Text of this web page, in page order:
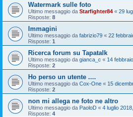
Watermark sulle foto
Ultimo messaggio da Starfighter84 « 29
Risposte: 8
Immagini
Ultimo messaggio da fabrizio79 « 22
Risposte: 1
Ricerca forum su Tapatalk
Ultimo messaggio da gianca_c « 14
Risposte: 2
Ho perso un utente ....
Ultimo messaggio da Cox-One « 15
Risposte: 2
non mi allega ne foto ne altro
Ultimo messaggio da PaoloD « 4 luglio
Risposte: 4